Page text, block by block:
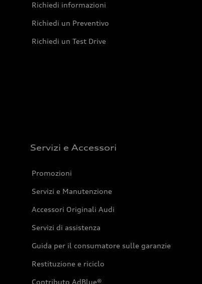
Richiedi informazioni
Richiedi un Preventivo
Richiedi un Test Drive
Servizi e Accessori
Promozioni
Servizi e Manutenzione
Accessori Originali Audi
Servizi di assistenza
Guida per il consumatore sulle garanzie
Restituzione e riciclo
Contributo AdBlue®